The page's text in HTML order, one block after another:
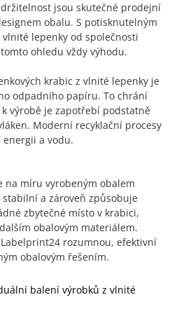
jsou skutečné prodejní
obalu. S potisknutelným
lepenky od společnosti
ohledu vždy výhodu.
krabic z vlnité lepenky je
odpadního papíru. To chrání
výrobě je zapotřebí podstatně
Moderní recyklační procesy
energii a vodu.
na míru vyrobeným obalem
a zároveň způsobuje
zbytečné místo v krabici,
obalovým materiálem.
rozumnou, efektivní
obalovým řešením.
balení výrobků z vlnité